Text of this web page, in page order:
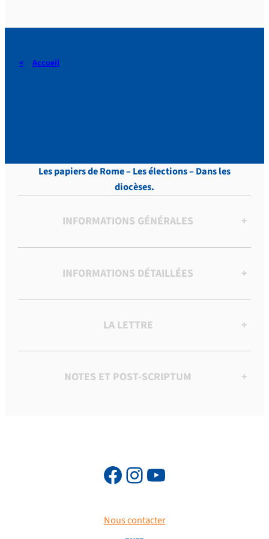
Accueil
Les papiers de Rome – Les élections – Dans les
diocèses.
INFORMATIONS GÉNÉRALES +
INFORMATIONS DÉTAILLÉES +
LA LETTRE +
NOTES ET POST-SCRIPTUM +
Nous contacter